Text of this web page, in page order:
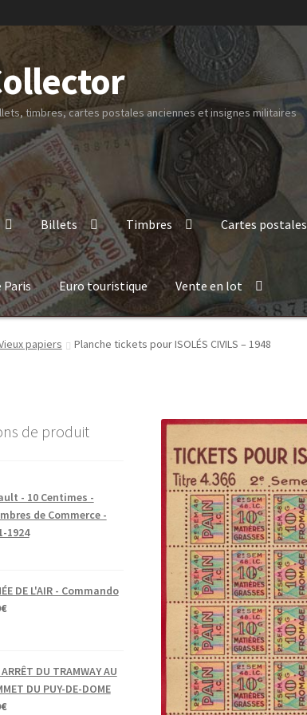
timbres, cartes postales anciennes et insignes militaires
Billets Timbres Cartes postales
Paris Euro touristique Vente en lot
papiers Planche tickets pour ISOLÉS CIVILS – 1948
de produit
- 10 Centimes -
de Commerce -
1924
DE L'AIR - Commando
€
ARRÊT DU TRAMWAY AU
DU PUY-DE-DOME
€